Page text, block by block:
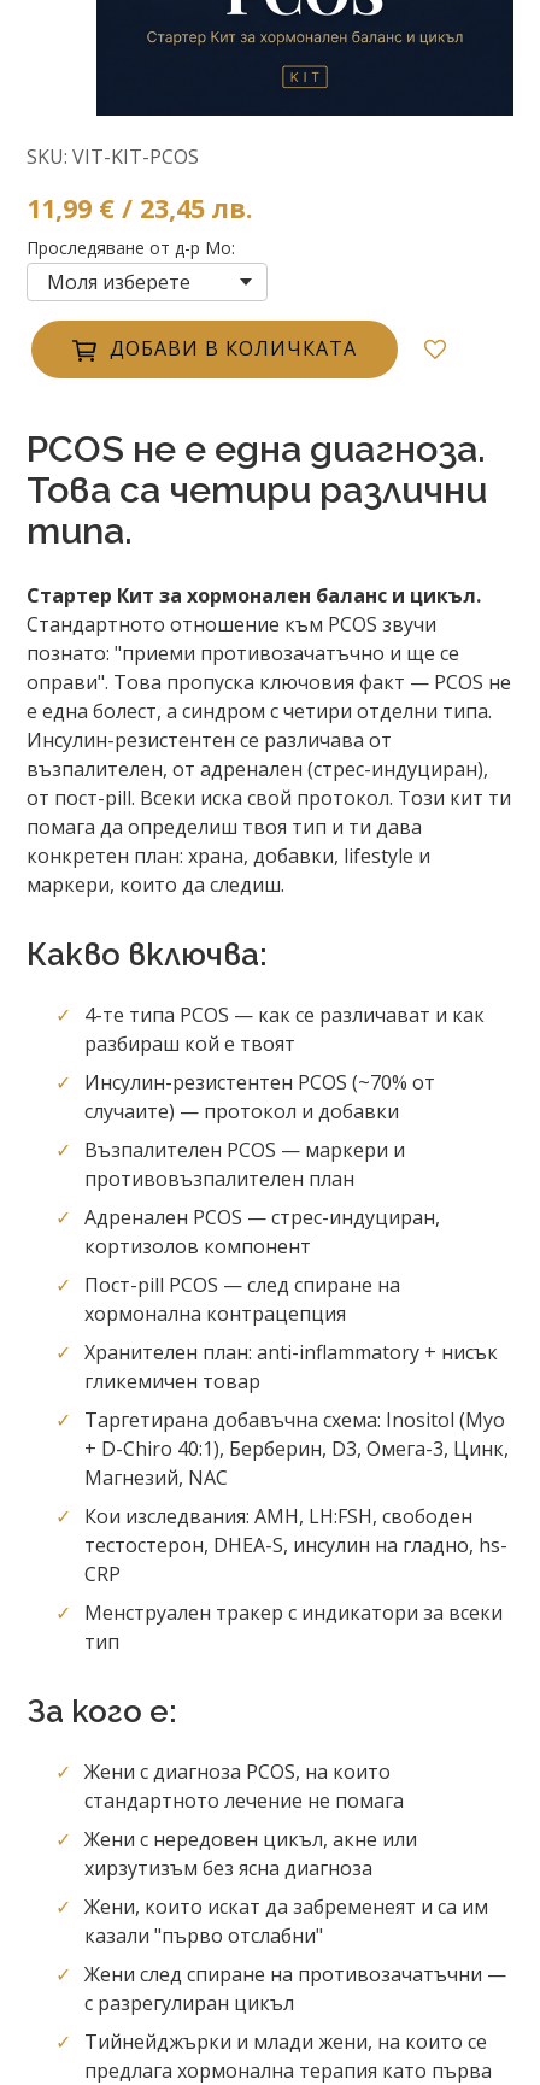
SKU: VIT-KIT-PCOS
11,99 € / 23,45 лв.
Проследяване от д-р Мо
ДОБАВИ В КОЛИЧКАТА
PCOS не е една диагноза.
Това са четири различни
типа.
Стартер Кит за хормонален баланс и цикъл.
Стандартното отношение към PCOS звучи
познато: "приеми противозачатъчно и ще се
оправи". Това пропуска ключовия факт — PCOS не
е една болест, а синдром с четири отделни типа.
Инсулин-резистентен се различава от
възпалителен, от адренален (стрес-индуциран),
от пост-pill. Всеки иска свой протокол. Този кит ти
помага да определиш твоя тип и ти дава
конкретен план: храна, добавки, lifestyle и
маркери, които да следиш.
Какво включва:
4-те типа PCOS — как се различават и как
разбираш кой е твоят
Инсулин-резистентен PCOS (~70% от
случаите) — протокол и добавки
Възпалителен PCOS — маркери и
противовъзпалителен план
Адренален PCOS — стрес-индуциран,
кортизолов компонент
Пост-pill PCOS — след спиране на
хормонална контрацепция
Хранителен план: anti-inflammatory + нисък
гликемичен товар
Таргетирана добавъчна схема: Inositol (Myo
+ D-Chiro 40:1), Берберин, D3, Омега-3, Цинк,
Магнезий, NAC
Кои изследвания: AMH, LH:FSH, свободен
тестостерон, DHEA-S, инсулин на гладно, hs-
CRP
Менструален тракер с индикатори за всеки
тип
За кого е:
Жени с диагноза PCOS, на които
стандартното лечение не помага
Жени с нередовен цикъл, акне или
хирзутизъм без ясна диагноза
Жени, които искат да забременеят и са им
казали "първо отслабни"
Жени след спиране на противозачатъчни —
с разрегулиран цикъл
Тийнейджърки и млади жени, на които се
предлага хормонална терапия като първа